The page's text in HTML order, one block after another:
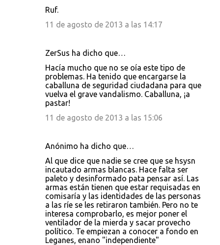
Ruf.
11 de agosto de 2013 a las 14:17
ZerSus ha dicho que…
Hacía mucho que no se oía este tipo de
problemas. Ha tenido que encargarse la
caballuna de seguridad ciudadana para que
vuelva el grave vandalismo. Caballuna, ¡a
pastar!
11 de agosto de 2013 a las 15:06
Anónimo ha dicho que…
Al que dice que nadie se cree que se hsysn
incautado armas blancas. Hace falta ser
paleto y desinformado pata pensar así. Las
armas están tienen que estar requisadas en
comisaría y las identidades de las personas
a las ríe se les retiraron también. Pero no te
interesa comprobarlo, es mejor poner el
ventilador de la mierda y sacar provecho
político. Te empiezan a conocer a fondo en
Leganes, enano "independiente"